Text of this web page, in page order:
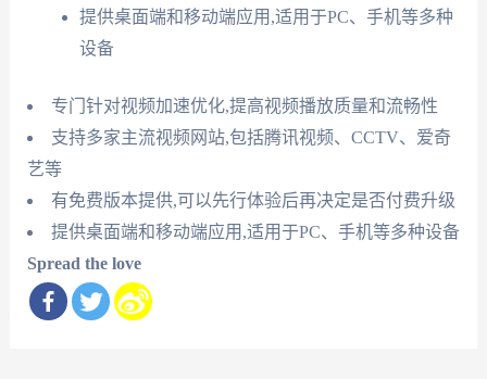
提供桌面端和移动端应用,适用于PC、手机等多种
设备
专门针对视频加速优化,提高视频播放质量和流畅性
支持多家主流视频网站,包括腾讯视频、CCTV、爱奇
艺等
有免费版本提供,可以先行体验后再决定是否付费升级
提供桌面端和移动端应用,适用于PC、手机等多种设备
Spread the love